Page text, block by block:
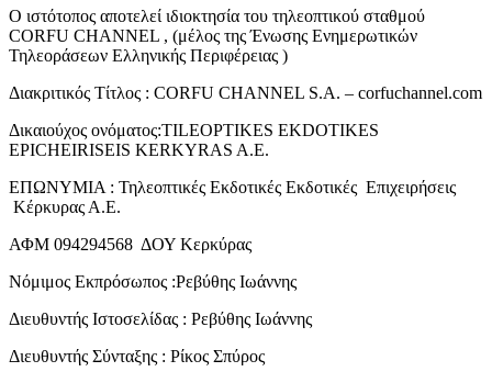
Ο ιστότοπος αποτελεί ιδιοκτησία του τηλεοπτικού σταθμού
CORFU CHANNEL , (μέλος της Ένωσης Ενημερωτικών
Τηλεοράσεων Ελληνικής Περιφέρειας )
Διακριτικός Τίτλος : CORFU CHANNEL S.A. – corfuchannel.com
Δικαιούχος ονόματος:TILEOPTIKES EKDOTIKES
EPICHEIRISEIS KERKYRAS A.E.
ΕΠΩΝΥΜΙΑ : Τηλεοπτικές Εκδοτικές Εκδοτικές Επιχειρήσεις
Κέρκυρας Α.Ε.
ΑΦΜ 094294568 ΔΟΥ Κερκύρας
Νόμιμος Εκπρόσωπος :Ρεβύθης Ιωάννης
Διευθυντής Ιστοσελίδας : Ρεβύθης Ιωάννης
Διευθυντής Σύνταξης : Ρίκος Σπύρος